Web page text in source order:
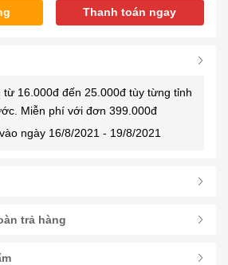
Thanh toán ngay
từ 16.000đ đến 25.000đ tùy từng tỉnh
Miễn phí với đơn 399.000đ
ngày 16/8/2021 - 19/8/2021
trả hàng